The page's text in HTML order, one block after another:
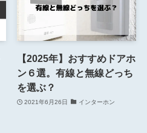
【2025年】おすすめドアホ
ン６選。有線と無線どっち
を選ぶ？
2021年6月26日 インターホン